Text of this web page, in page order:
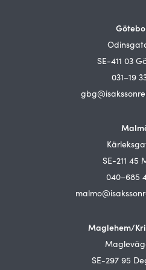
SE-411 03
031–19
SE-211 45
040–685
Maglehem/
SE-297 95